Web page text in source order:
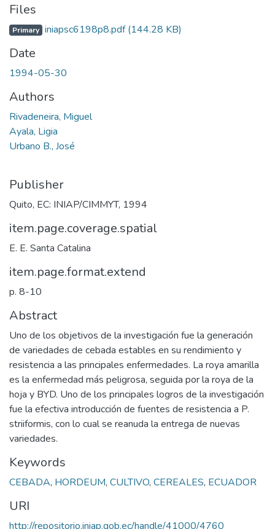
Files
Primary iniapsc6198p8.pdf(144.28 KB)
Date
1994-05-30
Authors
Rivadeneira, Miguel
Ayala, Ligia
Urbano B., José
Publisher
Quito, EC: INIAP/CIMMYT, 1994
item.page.coverage.spatial
E. E. Santa Catalina
item.page.format.extend
p. 8-10
Abstract
Uno de los objetivos de la investigación fue la generación
de variedades de cebada estables en su rendimiento y
resistencia a las principales enfermedades. La roya amarilla
es la enfermedad más peligrosa, seguida por la roya de la
hoja y BYD. Uno de los principales logros de la investigación
fue la efectiva introducción de fuentes de resistencia a P.
striiformis, con lo cual se reanuda la entrega de nuevas
variedades.
Keywords
CEBADA, HORDEUM, CULTIVO, CEREALES, ECUADOR
URI
http://repositorio.iniap.gob.ec/handle/41000/4760